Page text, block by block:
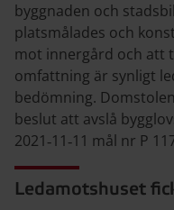
byggnaden och
platsmålades och
mot innergård och att
omfattning är synligt
bedömning.
beslut att avslå
2021‑11‑11 mål nr P
Ledamotshuset